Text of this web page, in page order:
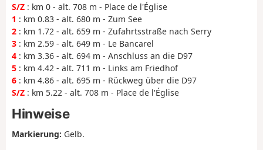
S/Z : km 0 - alt. 708 m - Place de l'Église
1 : km 0.83 - alt. 680 m - Zum See
2 : km 1.72 - alt. 659 m - Zufahrtsstraße nach Serry
3 : km 2.59 - alt. 649 m - Le Bancarel
4 : km 3.36 - alt. 694 m - Anschluss an die D97
5 : km 4.42 - alt. 711 m - Links am Friedhof
6 : km 4.86 - alt. 695 m - Rückweg über die D97
S/Z : km 5.22 - alt. 708 m - Place de l'Église
Hinweise
Markierung: Gelb.